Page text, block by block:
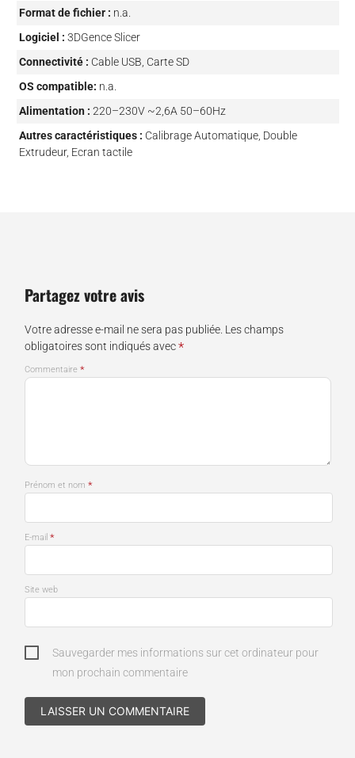
Format de fichier : n.a.
Logiciel : 3DGence Slicer
Connectivité : Cable USB, Carte SD
OS compatible: n.a.
Alimentation : 220–230V ~2,6A 50–60Hz
Autres caractéristiques : Calibrage Automatique, Double
Extrudeur, Ecran tactile
Partagez votre avis
Votre adresse e-mail ne sera pas publiée. Les champs
obligatoires sont indiqués avec*
Commentaire *
Prénom et nom *
E-mail *
Site web
Sauvegarder mes informations sur cet ordinateur pour
mon prochain commentaire